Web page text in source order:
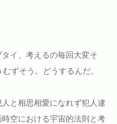
イ、考えるの毎回大変そ
ずそう。どうするんだ。
と相思相愛になれず犯人逮
空における宇宙的法則と考